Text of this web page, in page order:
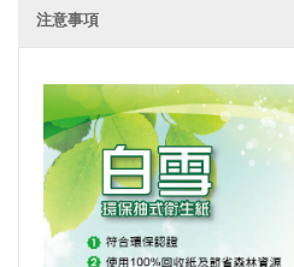
注意事項